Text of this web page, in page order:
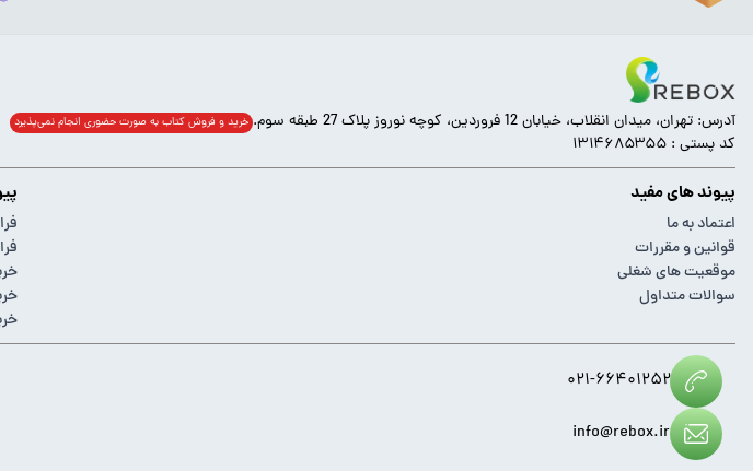
آدرس: تهران، میدان انقلاب، خیابان 12 فروردین، کوچه نوروز پلاک 27 طبقه سوم. خرید و فروش کتاب به صورت حضوری انجام‌ نمی‌پذیرد
کد پستی : ۱۳۱۴۶۸۵۳۵۵
پیوند های مفید
اعتماد به ما
قوانین و مقررات
موقعیت های شغلی
سوالات متداول
۰۲۱-۶۶۴۰۱۲۵۲
info@rebox.ir